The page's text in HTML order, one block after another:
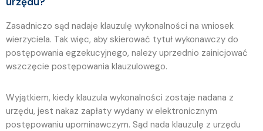
Zasadniczo sąd nadaje klauzulę wykonalności na wniosek
wierzyciela. Tak więc, aby skierować tytuł wykonawczy do
postępowania egzekucyjnego, należy uprzednio zainicjować
wszczęcie postępowania klauzulowego.
Wyjątkiem, kiedy klauzula wykonalności zostaje nadana z
urzędu, jest nakaz zapłaty wydany w elektronicznym
postępowaniu upominawczym. Sąd nada klauzulę z urzędu